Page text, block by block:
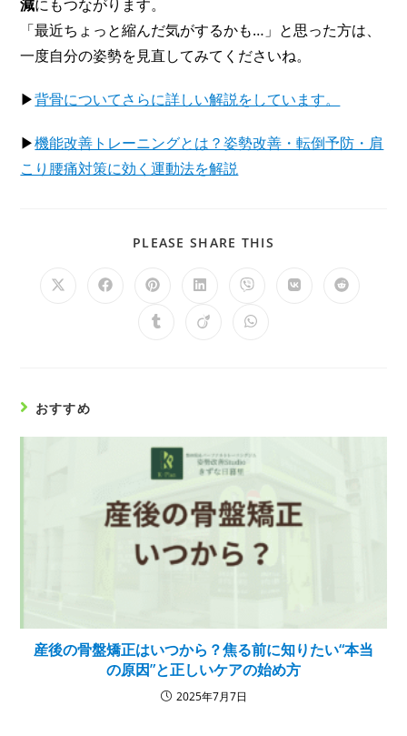
減にもつながります。
「最近ちょっと縮んだ気がするかも…」と思った方は、
一度自分の姿勢を見直してみてくださいね。
▶背骨についてさらに詳しい解説をしています。
▶機能改善トレーニングとは？姿勢改善・転倒予防・肩
こり腰痛対策に効く運動法を解説
PLEASE SHARE THIS
おすすめ
産後の骨盤矯正はいつから？焦る前に知りたい“本当
の原因”と正しいケアの始め方
2025年7月7日